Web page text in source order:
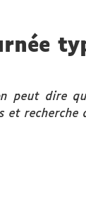
peut dire
et recherche